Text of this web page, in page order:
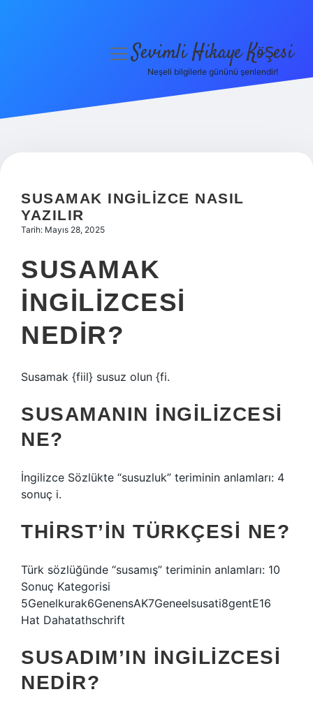
Hakkımızda
menüyüSevimli Hikaye Köşesi
Neşeli bilgilerle gününü şenlendir!
SUSAMAK INGILIZCE NASIL
YAZILIR
Tarih: Mayıs 28, 2025
SUSAMAK
INGILIZCESI
NEDIR?
Susamak {fiil} susuz olun {fi.
SUSAMANIN İNGILIZCESI
NE?
İngilizce Sözlükte “susuzluk” teriminin anlamları: 4
sonuç i.
THIRST’IN TÜRKÇESI NE?
Türk sözlüğünde “susamış” teriminin anlamları: 10
Sonuç Kategorisi
5Genelkurak6GenensAK7Geneelsusati8gentE16
Hat Dahatathschrift
SUSADIM’IN İNGILIZCESI
NEDIR?